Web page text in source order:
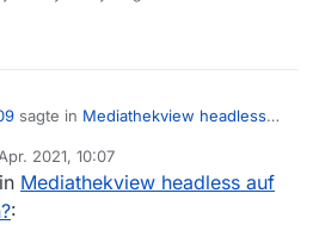
sagte in Mediathekview headless
alles da und lief prima. Dann hat
aufgehört und die Jungs
übernommen haben, haben alles
es mehrere Möglichkeiten:
2021, 10:07
Mediathekview headless auf
: